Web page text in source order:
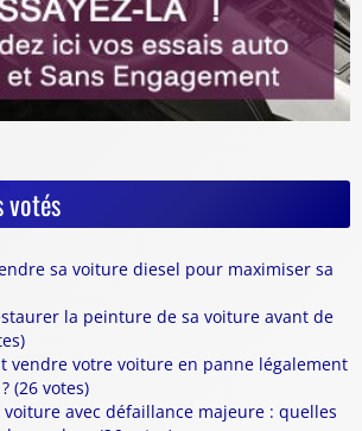
votés
sa voiture diesel pour maximiser sa
la peinture de sa voiture avant de
vendre votre voiture en panne légalement
(26 votes)
voiture avec défaillance majeure : quelles